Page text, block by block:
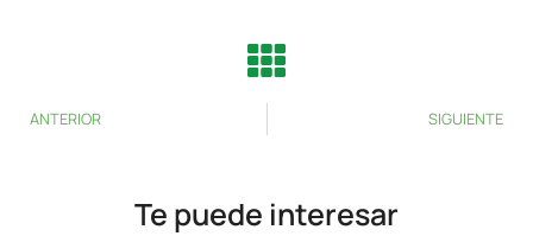
ANTERIOR SIGUIENTE
Te puede interesar